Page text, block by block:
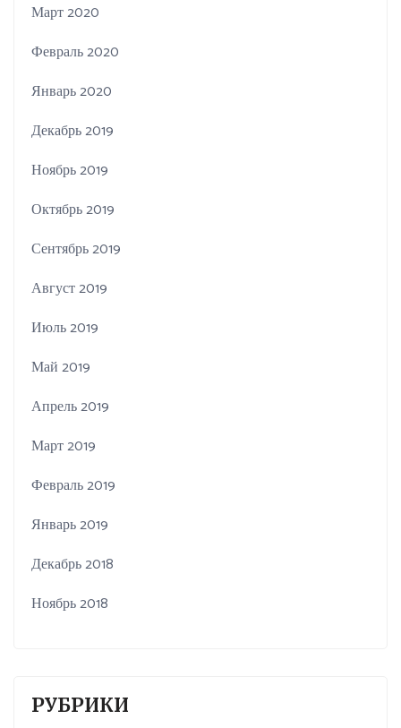
Март 2020
Февраль 2020
Январь 2020
Декабрь 2019
Ноябрь 2019
Октябрь 2019
Сентябрь 2019
Август 2019
Июль 2019
Май 2019
Апрель 2019
Март 2019
Февраль 2019
Январь 2019
Декабрь 2018
Ноябрь 2018
РУБРИКИ